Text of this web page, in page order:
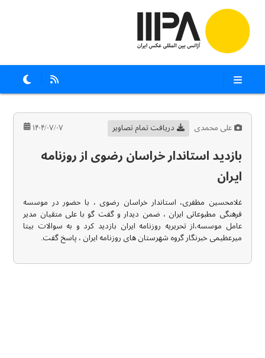
علی محمدی دریافت تمام تصاویر ۱۴۰۴/۰۷/۰۷
بازدید استاندار خراسان رضوی از روزنامه
ایران
غلامحسین مظفری، استاندار خراسان رضوی ، با حضور در موسسه
فرهنگی مطبوعاتی ایران ، ضمن دیدار و گفت گو با علی متقیان مدیر
عامل موسسه،از تحریریه روزنامه ایران بازدید کرد و به سوالات بیتا
میرعظیمی خبرنگار گروه شهرستان های روزنامه ایران ، پاسخ گفت.